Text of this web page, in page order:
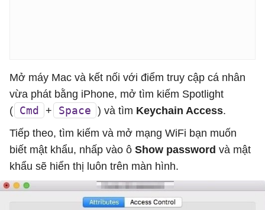
Mở máy Mac và kết nối với điểm truy cập cá nhân
vừa phát bằng iPhone, mở tìm kiếm Spotlight
( Cmd + Space ) và tìm Keychain Access.
Tiếp theo, tìm kiếm và mở mạng WiFi bạn muốn
biết mật khẩu, nhấp vào ô Show password và mật
khẩu sẽ hiển thị luôn trên màn hình.